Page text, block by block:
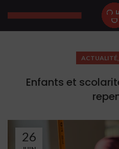
ACTUALITÉ,
Enfants et
26